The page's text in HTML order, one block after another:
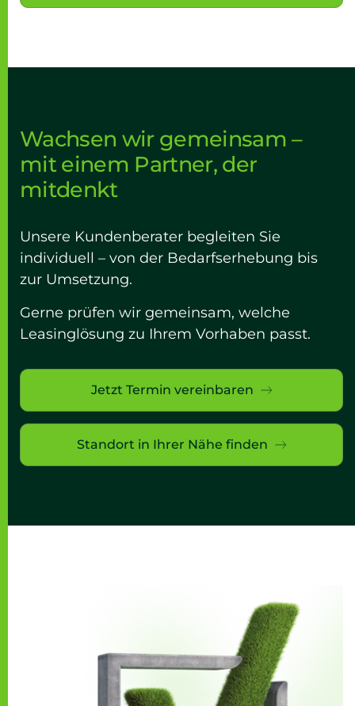
Wachsen wir gemeinsam –
mit einem Partner, der
mitdenkt
Unsere Kundenberater begleiten Sie
individuell – von der Bedarfserhebung bis
zur Umsetzung.
Gerne prüfen wir gemeinsam, welche
Leasinglösung zu Ihrem Vorhaben passt.
Jetzt Termin vereinbaren
Standort in Ihrer Nähe finden